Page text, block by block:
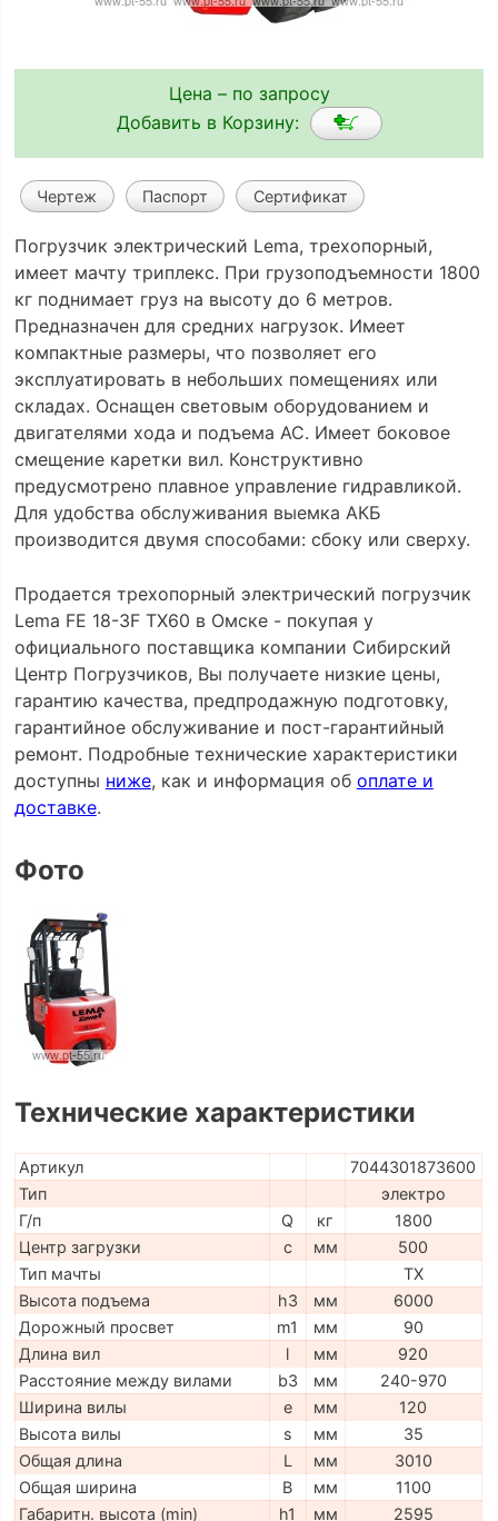
Цена – по запросу
Добавить в Корзину:
Чертеж Паспорт Сертификат
Погрузчик электрический Lema, трехопорный,
имеет мачту триплекс. При грузоподъемности 1800
кг поднимает груз на высоту до 6 метров.
Предназначен для средних нагрузок. Имеет
компактные размеры, что позволяет его
эксплуатировать в небольших помещениях или
складах. Оснащен световым оборудованием и
двигателями хода и подъема АС. Имеет боковое
смещение каретки вил. Конструктивно
предусмотрено плавное управление гидравликой.
Для удобства обслуживания выемка АКБ
производится двумя способами: сбоку или сверху.
Продается трехопорный электрический погрузчик
Lema FE 18-3F TX60 в Омске - покупая у
официального поставщика компании Сибирский
Центр Погрузчиков, Вы получаете низкие цены,
гарантию качества, предпродажную подготовку,
гарантийное обслуживание и пост-гарантийный
ремонт. Подробные технические характеристики
доступны ниже, как и информация об оплате и
доставке.
Фото
Технические характеристики
Артикул
7044301873600
Тип
электро
Г/п
Q кг
1800
Центр загрузки
c мм
500
Тип мачты
TX
Высота подъема
h3 мм
6000
Дорожный просвет
m1 мм
90
Длина вил
l мм
920
Расстояние между вилами
b3 мм
240-970
Ширина вилы
e мм
120
Высота вилы
s мм
35
Общая длина
L мм
3010
Общая ширина
B мм
1100
Габаритн. высота (min)
h1 мм 2595